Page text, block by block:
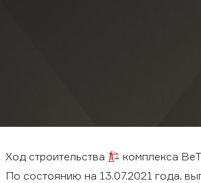
Бизнес-центр
Ход строительства
комплекса
По состоянию на 13.07.2021 года,